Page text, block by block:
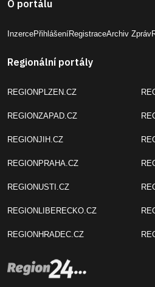
O portálu
InzercePřihlášeníRegistraceArchiv Zpráv
Regionální portály
REGIONPLZEN.CZ
REGIONZAPAD.CZ
REGIONJIH.CZ
REGIONPRAHA.CZ
REGIONUSTI.CZ
REGIONLIBERECKO.CZ
REGIONHRADEC.CZ